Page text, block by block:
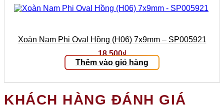
Xoàn Nam Phi Oval Hồng (H06) 7x9mm – SP005921
18.500₫
Thêm vào giỏ hàng
KHÁCH HÀNG ĐÁNH GIÁ